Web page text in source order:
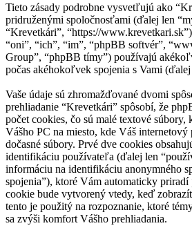
Tieto zásady podrobne vysvetľujú ako
pridruženými spoločnosťami (ďalej len
“Krevetkári”, “https://
“oni”, “ich”, “im”, “phpBB softvér”,
Group”, “phpBB tímy”) používajú
počas akéhokoľvek spojenia s Vami (ďalej
Vaše údaje sú zhromažďované dvomi
prehliadanie “Krevetkári” spôsobí, že
počet cookies, čo sú malé textové súbory,
Vášho PC na miesto, kde Váš internetový
dočasné súbory. Prvé dve cookies
identifikáciu používateľa (ďalej len
informáciu na identifikáciu anonymného
spojenia”), ktoré Vám automaticky
cookie bude vytvorený vtedy, keď
tento je použitý na rozpoznanie, ktoré
sa zvýši komfort Vášho prehliadania.